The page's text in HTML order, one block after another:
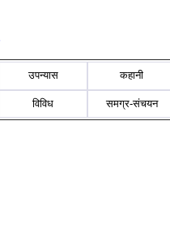
उपन्यास कहानी
विविध समग्र-संचयन